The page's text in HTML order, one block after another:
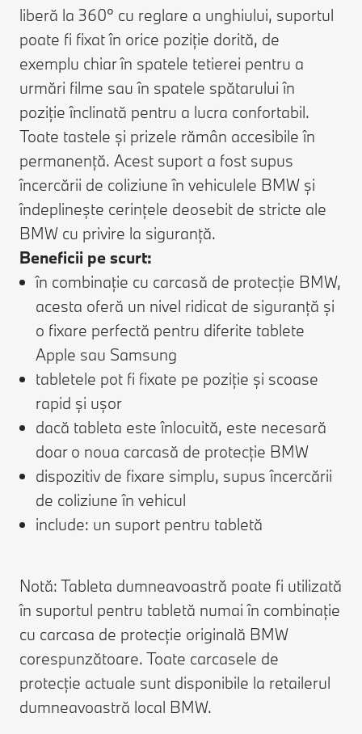
liberă la 360° cu reglare a unghiului, suportul
poate fi fixat în orice poziție dorită, de
exemplu chiar în spatele tetierei pentru a
urmări filme sau în spatele spătarului în
poziție înclinată pentru a lucra confortabil.
Toate tastele și prizele rămân accesibile în
permanență. Acest suport a fost supus
încercării de coliziune în vehiculele BMW și
îndeplinește cerințele deosebit de stricte ale
BMW cu privire la siguranță.
Beneficii pe scurt:
în combinație cu carcasă de protecție BMW,
acesta oferă un nivel ridicat de siguranță și
o fixare perfectă pentru diferite tablete
Apple sau Samsung
tabletele pot fi fixate pe poziție și scoase
rapid și ușor
dacă tableta este înlocuită, este necesară
doar o noua carcasă de protecție BMW
dispozitiv de fixare simplu, supus încercării
de coliziune în vehicul
include: un suport pentru tabletă
Notă: Tableta dumneavoastră poate fi utilizată
în suportul pentru tabletă numai în combinație
cu carcasa de protecție originală BMW
corespunzătoare. Toate carcasele de
protecție actuale sunt disponibile la retailerul
dumneavoastră local BMW.